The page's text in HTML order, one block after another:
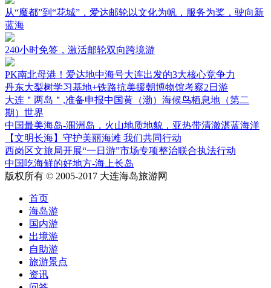
从“魔都”到“花城”，爱达邮轮以文化为帆，服务为桨，驶向新
蓝海
240小时免签，激活邮轮双向跨境游
PK南北母港！爱达地中海号大连出发的3大核心竞争力
丹东大梨树学习基地+铁路抗美援朝博物馆考察2日游
大连＂两岛＂,准备申报中国黄（渤）海候鸟栖息地（第二
期）世界
中国最美海岛-涠洲岛，火山地质地貌，亚热带清澈湛蓝海洋
【文明长海】守护美丽海滩 我们共同行动
西岗区文旅局开展“一日游”市场专项整治联合执法行动
中国吃海鲜的好地方-海上长岛
版权所有 © 2005-2017 大连海岛旅游网
首页
海岛游
国内游
出境游
自助游
旅游景点
资讯